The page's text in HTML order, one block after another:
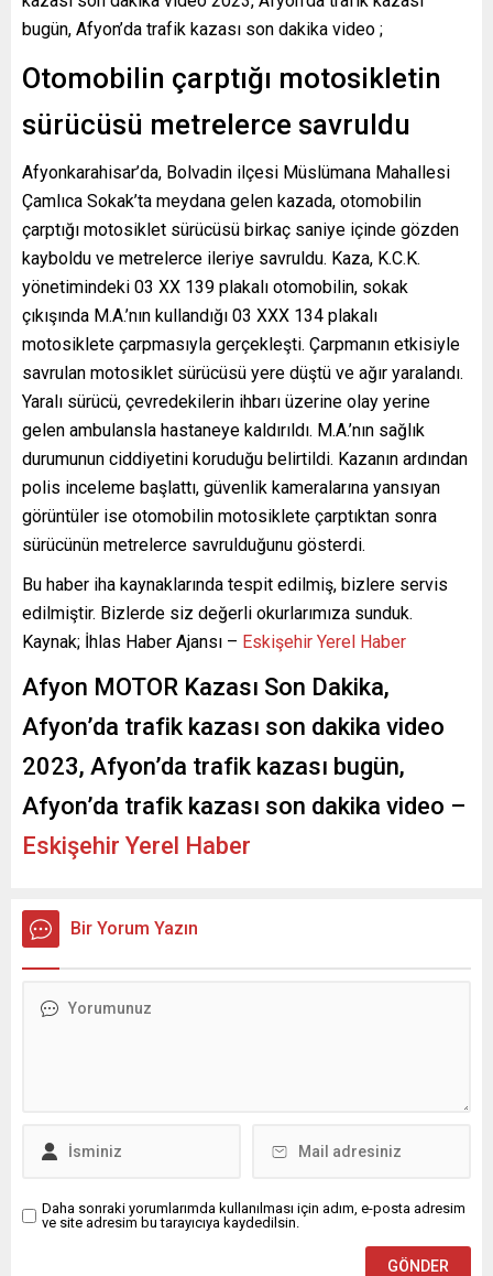
bugün, Afyon’da trafik kazası son dakika video ;
Otomobilin çarptığı motosikletin
sürücüsü metrelerce savruldu
Afyonkarahisar’da, Bolvadin ilçesi Müslümana Mahallesi
Çamlıca Sokak’ta meydana gelen kazada, otomobilin
çarptığı motosiklet sürücüsü birkaç saniye içinde gözden
kayboldu ve metrelerce ileriye savruldu. Kaza, K.C.K.
yönetimindeki 03 XX 139 plakalı otomobilin, sokak
çıkışında M.A.’nın kullandığı 03 XXX 134 plakalı
motosiklete çarpmasıyla gerçekleşti. Çarpmanın etkisiyle
savrulan motosiklet sürücüsü yere düştü ve ağır yaralandı.
Yaralı sürücü, çevredekilerin ihbarı üzerine olay yerine
gelen ambulansla hastaneye kaldırıldı. M.A.’nın sağlık
durumunun ciddiyetini koruduğu belirtildi. Kazanın ardından
polis inceleme başlattı, güvenlik kameralarına yansıyan
görüntüler ise otomobilin motosiklete çarptıktan sonra
sürücünün metrelerce savrulduğunu gösterdi.
Bu haber iha kaynaklarında tespit edilmiş, bizlere servis
edilmiştir. Bizlerde siz değerli okurlarımıza sunduk.
Kaynak; İhlas Haber Ajansı – Eskişehir Yerel Haber
Afyon MOTOR Kazası Son Dakika,
Afyon’da trafik kazası son dakika video
2023, Afyon’da trafik kazası bugün,
Afyon’da trafik kazası son dakika video –
Eskişehir Yerel Haber
Bir Yorum Yazın
Daha sonraki yorumlarımda kullanılması için adım, e-posta adresim
ve site adresim bu tarayıcıya kaydedilsin.